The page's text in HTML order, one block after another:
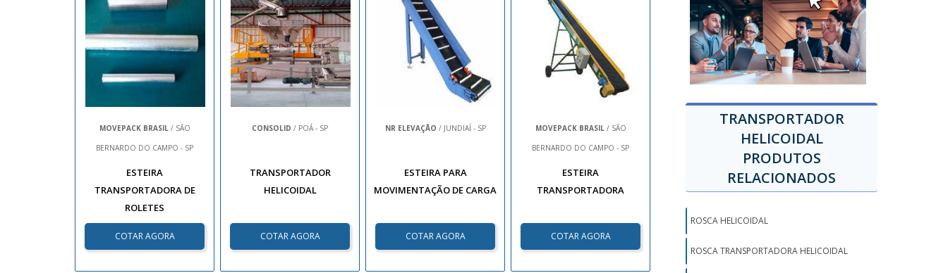
MOVEPACK BRASIL/ SÃO
BERNARDO DO CAMPO - SP
ESTEIRA
TRANSPORTADORA DE
ROLETES
COTAR AGORA
CONSOLID / POÁ - SP
TRANSPORTADOR
HELICOIDAL
COTAR AGORA
NR ELEVAÇÃO / JUNDIAÍ - SP
ESTEIRA PARA
MOVIMENTAÇÃO DE CARGA
COTAR AGORA
MOVEPACK BRASIL/ SÃO
BERNARDO DO CAMPO - SP
ESTEIRA
TRANSPORTADORA
COTAR AGORA
TRANSPORTADOR
HELICOIDAL
PRODUTOS
RELACIONADOS
ROSCA HELICOIDAL
ROSCA TRANSPORTADORA HELICOIDAL